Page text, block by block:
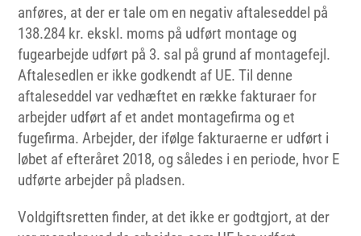
anføres, at der er tale om en negativ aftaleseddel på
138.284 kr. ekskl. moms på udført montage og
fugearbejde udført på 3. sal på grund af montagefejl.
Aftalesedlen er ikke godkendt af UE. Til denne
aftaleseddel var vedhæftet en række fakturaer for
arbejder udført af et andet montagefirma og et
fugefirma. Arbejder, der ifølge fakturaerne er udført i
løbet af efteråret 2018, og således i en periode, hvor E
udførte arbejder på pladsen.
Voldgiftsretten finder, at det ikke er godtgjort, at der